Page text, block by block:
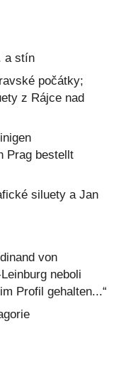
a stín
počátky;
z Rájce nad
Prag bestellt
siluety a Jan
von
neboli
Profil gehalten...“